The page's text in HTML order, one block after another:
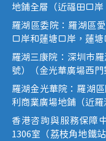
地鋪全層（近福田口岸
羅湖區委院：羅湖區
口岸和蓮塘口岸，蓮塘
羅湖三康院：深圳市
號）（金光華廣場西門
羅湖金光華院：羅湖
利商業廣場地鋪（近羅
香港咨詢與服務保障
1306室（荔枝角地鐵